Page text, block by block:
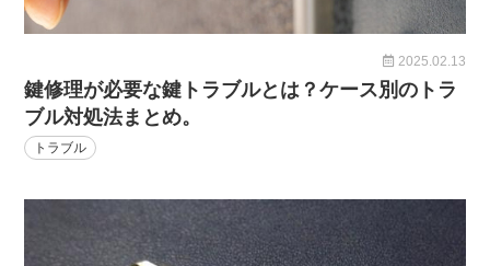
2025.02.13
鍵修理が必要な鍵トラブルとは？ケース別のトラ
ブル対処法まとめ。
トラブル